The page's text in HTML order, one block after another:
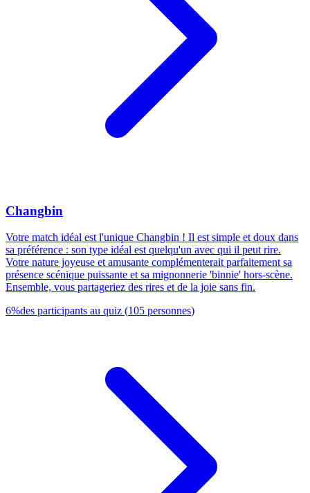
Changbin
Votre match idéal est l'unique Changbin ! Il est simple et doux dans
sa préférence : son type idéal est quelqu'un avec qui il peut rire.
Votre nature joyeuse et amusante complémenterait parfaitement sa
présence scénique puissante et sa mignonnerie 'binnie' hors-scène.
Ensemble, vous partageriez des rires et de la joie sans fin.
6%des participants au quiz (105 personnes)